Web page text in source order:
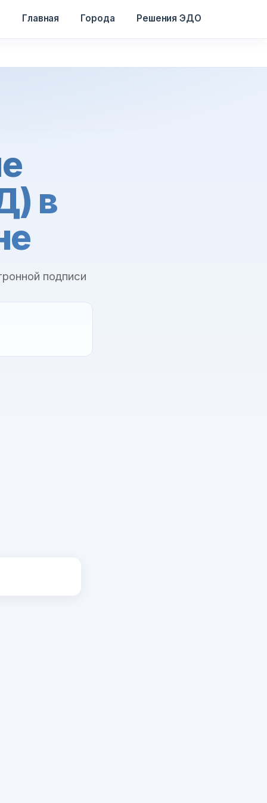
Главная Города Решения ЭДО
в
подписи